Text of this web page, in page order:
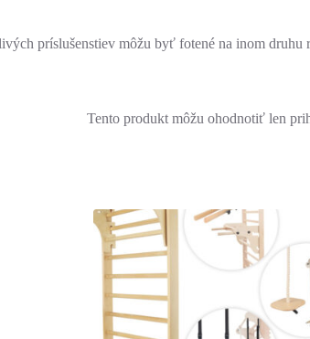
príslušenstiev môžu byť fotené na inom druhu
Tento produkt môžu ohodnotiť len